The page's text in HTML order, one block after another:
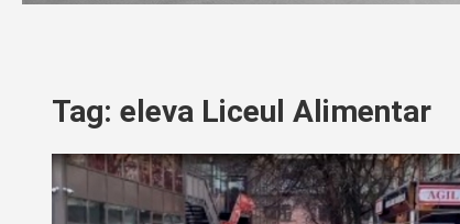
Tag: eleva Liceul Alimentar